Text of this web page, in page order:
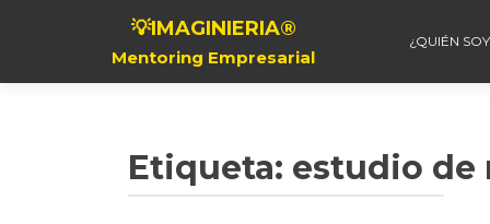
💡IMAGINIERIA®
Mentoring Empresarial
¿QUIÉN
Etiqueta: estudio de